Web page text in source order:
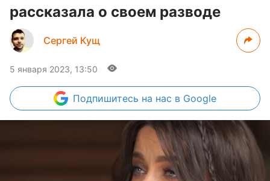
рассказала о своем разводе
Сергей Кущ
5 января 2023, 13:50
Подпишитесь на нас в Google